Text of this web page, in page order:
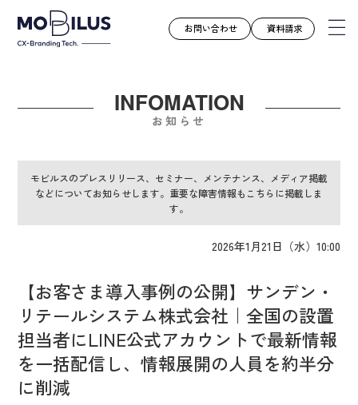
モビルスとは
導入事例
ユースケース
お知らせ
お役立ち資料
会社案内
採用情報
IR情報
CX向上情報サイト
お問い合わせ 資料請求
INFOMATION
お知らせ
モビルスのプレスリリース、セミナー、メンテナンス、メディア掲載
などについてお知らせします。重要な障害情報もこちらに掲載しま
す。
2026年1月21日（水）10:00
【お客さま導入事例の公開】サンデン・
リテールシステム株式会社｜全国の設置
担当者にLINE公式アカウントで最新情報
を一括配信し、情報展開の人員を約半分
に削減